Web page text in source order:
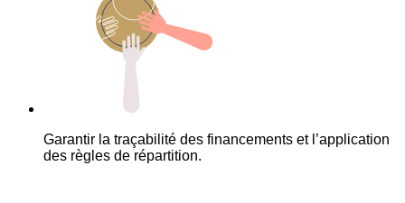
Garantir la traçabilité des financements et l’application
des règles de répartition.